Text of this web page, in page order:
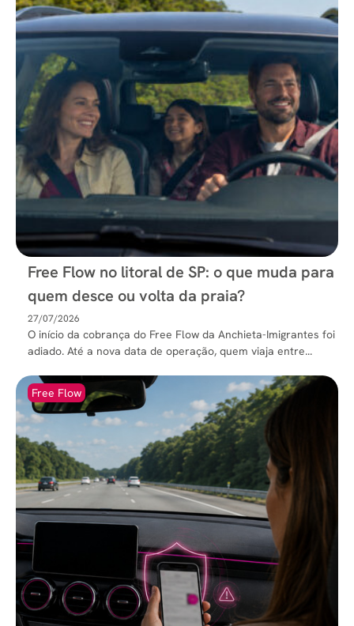
Free Flow no litoral de SP: o que muda para
quem desce ou volta da praia?
27/07/2026
O início da cobrança do Free Flow da Anchieta-Imigrantes foi
adiado. Até a nova data de operação, quem viaja entre...
Free Flow